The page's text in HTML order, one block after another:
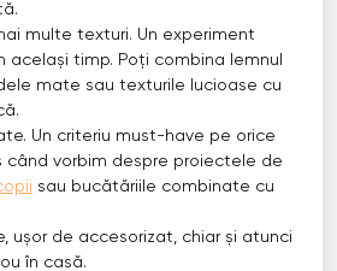
multe texturi. Un experiment
același timp. Poți combina lemnul
mate sau texturile lucioase cu
Un criteriu must-have pe orice
când vorbim despre proiectele de
sau bucătăriile combinate cu
ușor de accesorizat, chiar și atunci
în casă.